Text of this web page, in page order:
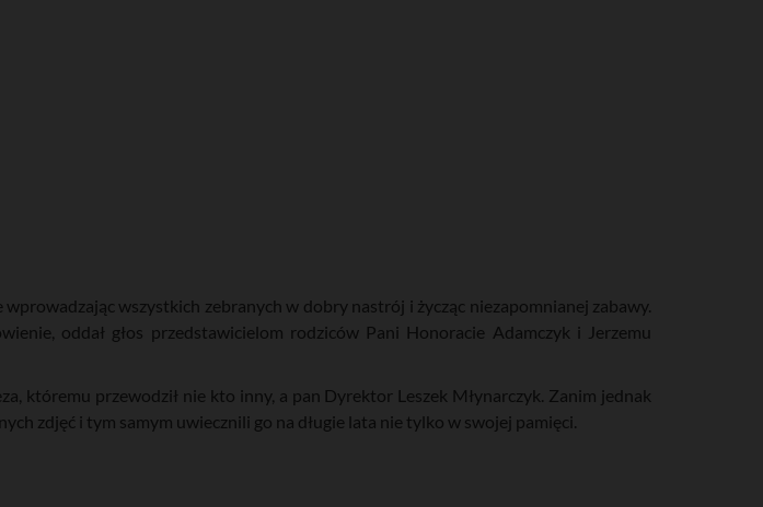
wszystkich zebranych w dobry nastrój i życząc niezapomnianej zabawy.
oddał głos przedstawicielom rodziców Pani Honoracie Adamczyk i Jerzemu
któremu przewodził nie kto inny, a pan Dyrektor Leszek Młynarczyk. Zanim jednak
zdjęć i tym samym uwiecznili go na długie lata nie tylko w swojej pamięci.